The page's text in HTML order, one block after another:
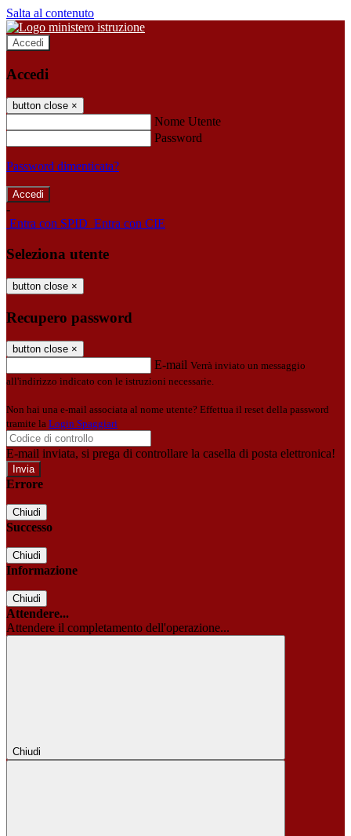
Salta al contenuto
Accedi
Accedi
button close ×
Nome Utente
Password
Password dimenticata?
-
Entra con SPID Entra con CIE
Seleziona utente
button close ×
Recupero password
button close ×
E-mail Verrà inviato un messaggio
all'indirizzo indicato con le istruzioni necessarie.
Non hai una e-mail associata al nome utente? Effettua il reset della password
tramite la Login Spaggiari
E-mail inviata, si prega di controllare la casella di posta elettronica!
Errore
Chiudi
Successo
Chiudi
Informazione
Chiudi
Attendere...
Attendere il completamento dell'operazione...
Chiudi